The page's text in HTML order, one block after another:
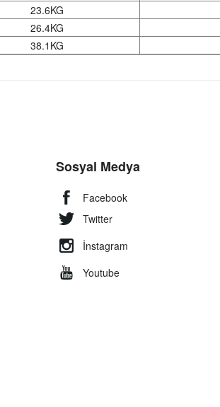
23.6KG
26.4KG
38.1KG
Sosyal Medya
Facebook
Twitter
İnstagram
Youtube